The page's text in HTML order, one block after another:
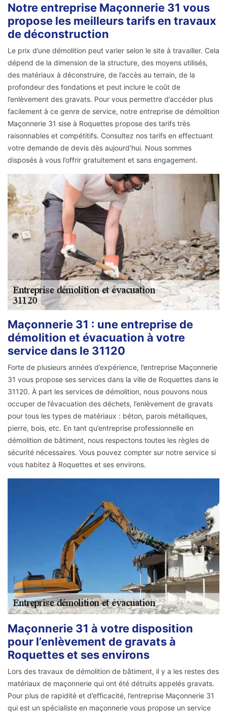
Notre entreprise Maçonnerie 31 vous
propose les meilleurs tarifs en travaux
de déconstruction
Le prix d’une démolition peut varier selon le site à travailler. Cela
dépend de la dimension de la structure, des moyens utilisés,
des matériaux à déconstruire, de l’accès au terrain, de la
profondeur des fondations et peut inclure le coût de
l’enlèvement des gravats. Pour vous permettre d’accéder plus
facilement à ce genre de service, notre entreprise de démolition
Maçonnerie 31 sise à Roquettes propose des tarifs très
raisonnables et compétitifs. Consultez nos tarifs en effectuant
votre demande de devis dès aujourd’hui. Nous sommes
disposés à vous l’offrir gratuitement et sans engagement.
Maçonnerie 31 : une entreprise de
démolition et évacuation à votre
service dans le 31120
Forte de plusieurs années d’expérience, l’entreprise Maçonnerie
31 vous propose ses services dans la ville de Roquettes dans le
31120. À part les services de démolition, nous pouvons nous
occuper de l’évacuation des déchets, l’enlèvement de gravats
pour tous les types de matériaux : béton, parois métalliques,
pierre, bois, etc. En tant qu’entreprise professionnelle en
démolition de bâtiment, nous respectons toutes les règles de
sécurité nécessaires. Vous pouvez compter sur notre service si
vous habitez à Roquettes et ses environs.
Maçonnerie 31 à votre disposition
pour l’enlèvement de gravats à
Roquettes et ses environs
Lors des travaux de démolition de bâtiment, il y a les restes des
matériaux de maçonnerie qui ont été détruits appelés gravats.
Pour plus de rapidité et d’efficacité, l’entreprise Maçonnerie 31
qui est un spécialiste en maçonnerie vous propose un service